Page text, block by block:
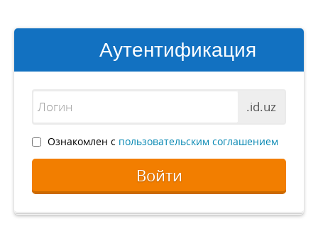
Аутентификация
.id.uz
Ознакомлен с пользовательским соглашением
Войти